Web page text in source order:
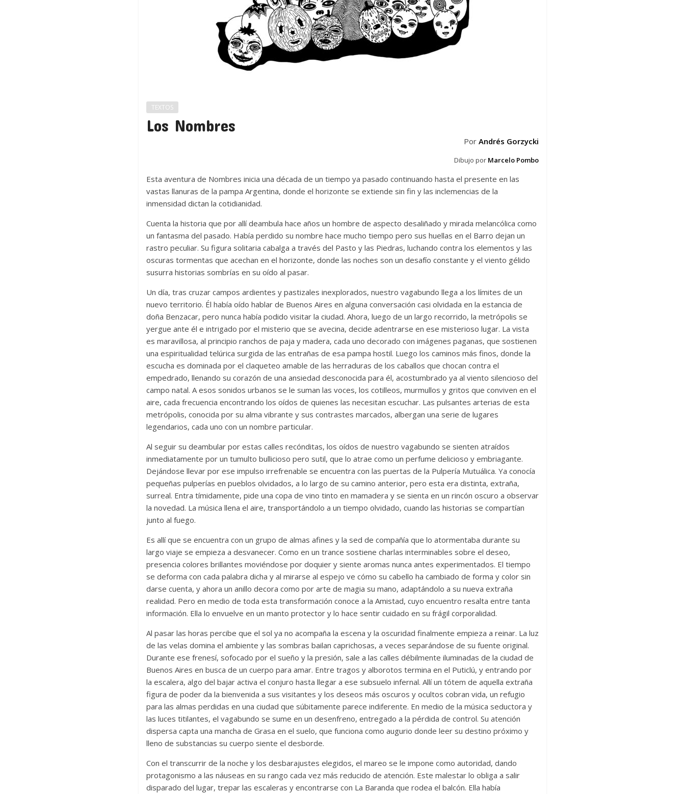
TEXTOS
Los Nombres
Por Andrés Gorzycki
Dibujo por Marcelo Pombo
Esta aventura de Nombres inicia una década de un tiempo ya pasado continuando hasta el presente en las
vastas llanuras de la pampa Argentina, donde el horizonte se extiende sin fin y las inclemencias de la
inmensidad dictan la cotidianidad.
Cuenta la historia que por allí deambula hace años un hombre de aspecto desaliñado y mirada melancólica como
un fantasma del pasado. Había perdido su nombre hace mucho tiempo pero sus huellas en el Barro dejan un
rastro peculiar. Su figura solitaria cabalga a través del Pasto y las Piedras, luchando contra los elementos y las
oscuras tormentas que acechan en el horizonte, donde las noches son un desafío constante y el viento gélido
susurra historias sombrías en su oído al pasar.
Un día, tras cruzar campos ardientes y pastizales inexplorados, nuestro vagabundo llega a los límites de un
nuevo territorio. Él había oído hablar de Buenos Aires en alguna conversación casi olvidada en la estancia de
doña Benzacar, pero nunca había podido visitar la ciudad. Ahora, luego de un largo recorrido, la metrópolis se
yergue ante él e intrigado por el misterio que se avecina, decide adentrarse en ese misterioso lugar. La vista
es maravillosa, al principio ranchos de paja y madera, cada uno decorado con imágenes paganas, que sostienen
una espiritualidad telúrica surgida de las entrañas de esa pampa hostil. Luego los caminos más finos, donde la
escucha es dominada por el claqueteo amable de las herraduras de los caballos que chocan contra el
empedrado, llenando su corazón de una ansiedad desconocida para él, acostumbrado ya al viento silencioso del
campo natal. A esos sonidos urbanos se le suman las voces, los cotilleos, murmullos y gritos que conviven en el
aire, cada frecuencia encontrando los oídos de quienes las necesitan escuchar. Las pulsantes arterias de esta
metrópolis, conocida por su alma vibrante y sus contrastes marcados, albergan una serie de lugares
legendarios, cada uno con un nombre particular.
Al seguir su deambular por estas calles recónditas, los oídos de nuestro vagabundo se sienten atraídos
inmediatamente por un tumulto bullicioso pero sutil, que lo atrae como un perfume delicioso y embriagante.
Dejándose llevar por ese impulso irrefrenable se encuentra con las puertas de la Pulpería Mutuálica. Ya conocía
pequeñas pulperías en pueblos olvidados, a lo largo de su camino anterior, pero esta era distinta, extraña,
surreal. Entra tímidamente, pide una copa de vino tinto en mamadera y se sienta en un rincón oscuro a observar
la novedad. La música llena el aire, transportándolo a un tiempo olvidado, cuando las historias se compartían
junto al fuego.
Es allí que se encuentra con un grupo de almas afines y la sed de compañía que lo atormentaba durante su
largo viaje se empieza a desvanecer. Como en un trance sostiene charlas interminables sobre el deseo,
presencia colores brillantes moviéndose por doquier y siente aromas nunca antes experimentados. El tiempo
se deforma con cada palabra dicha y al mirarse al espejo ve cómo su cabello ha cambiado de forma y color sin
darse cuenta, y ahora un anillo decora como por arte de magia su mano, adaptándolo a su nueva extraña
realidad. Pero en medio de toda esta transformación conoce a la Amistad, cuyo encuentro resalta entre tanta
información. Ella lo envuelve en un manto protector y lo hace sentir cuidado en su frágil corporalidad.
Al pasar las horas percibe que el sol ya no acompaña la escena y la oscuridad finalmente empieza a reinar. La luz
de las velas domina el ambiente y las sombras bailan caprichosas, a veces separándose de su fuente original.
Durante ese frenesí, sofocado por el sueño y la presión, sale a las calles débilmente iluminadas de la ciudad de
Buenos Aires en busca de un cuerpo para amar. Entre tragos y alborotos termina en el Puticlú, y entrando por
la escalera, algo del bajar activa el conjuro hasta llegar a ese subsuelo infernal. Allí un tótem de aquella extraña
figura de poder da la bienvenida a sus visitantes y los deseos más oscuros y ocultos cobran vida, un refugio
para las almas perdidas en una ciudad que súbitamente parece indiferente. En medio de la música seductora y
las luces titilantes, el vagabundo se sume en un desenfreno, entregado a la pérdida de control. Su atención
dispersa capta una mancha de Grasa en el suelo, que funciona como augurio donde leer su destino próximo y
lleno de substancias su cuerpo siente el desborde.
Con el transcurrir de la noche y los desbarajustes elegidos, el mareo se le impone como autoridad, dando
protagonismo a las náuseas en su rango cada vez más reducido de atención. Este malestar lo obliga a salir
disparado del lugar, trepar las escaleras y encontrarse con La Baranda que rodea el balcón. Ella había